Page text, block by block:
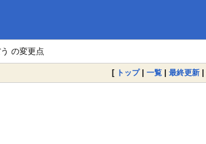
の変更点
[ トップ| 一覧 | 最終更新 |